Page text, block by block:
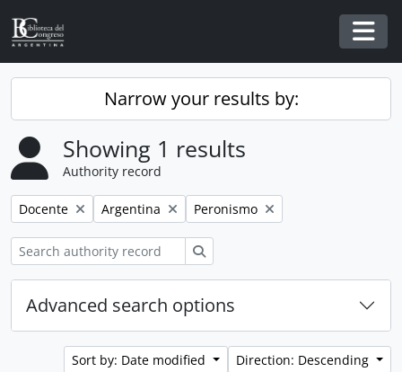
Skip to main content
Narrow your results by:
Showing 1 results
Authority record
Remove filter:
Docente Remove filter:
Argentina Remove filter:
Peronismo
Advanced search options
Sort by: Date modified Direction: Descending